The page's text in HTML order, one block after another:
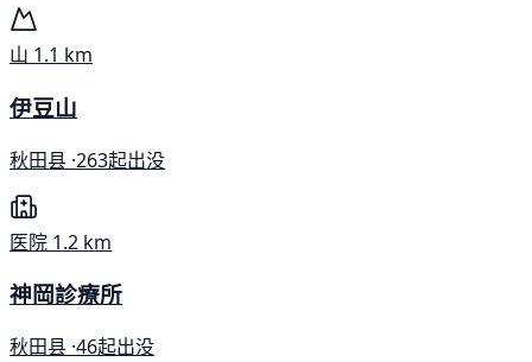
山 1.1 km
伊豆山
秋田县 ·263起出没
医院 1.2 km
神岡診療所
秋田县 ·46起出没